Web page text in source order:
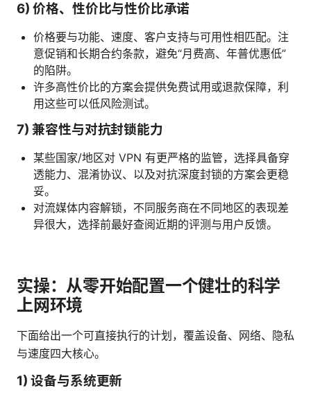
6) 价格、性价比与性价比承诺
价格要与功能、速度、客户支持与可用性相匹配。注
意促销和长期合约条款，避免“月费高、年普优惠低”
的陷阱。
许多高性价比的方案会提供免费试用或退款保障，利
用这些可以低风险测试。
7) 兼容性与对抗封锁能力
某些国家/地区对 VPN 有更严格的监管，选择具备穿
透能力、混淆协议、以及对抗深度封锁的方案会更稳
妥。
对流媒体内容解锁，不同服务商在不同地区的表现差
异很大，选择前最好查阅近期的评测与用户反馈。
实操：从零开始配置一个健壮的科学
上网环境
下面给出一个可直接执行的计划，覆盖设备、网络、隐私
与速度四大核心。
1) 设备与系统更新